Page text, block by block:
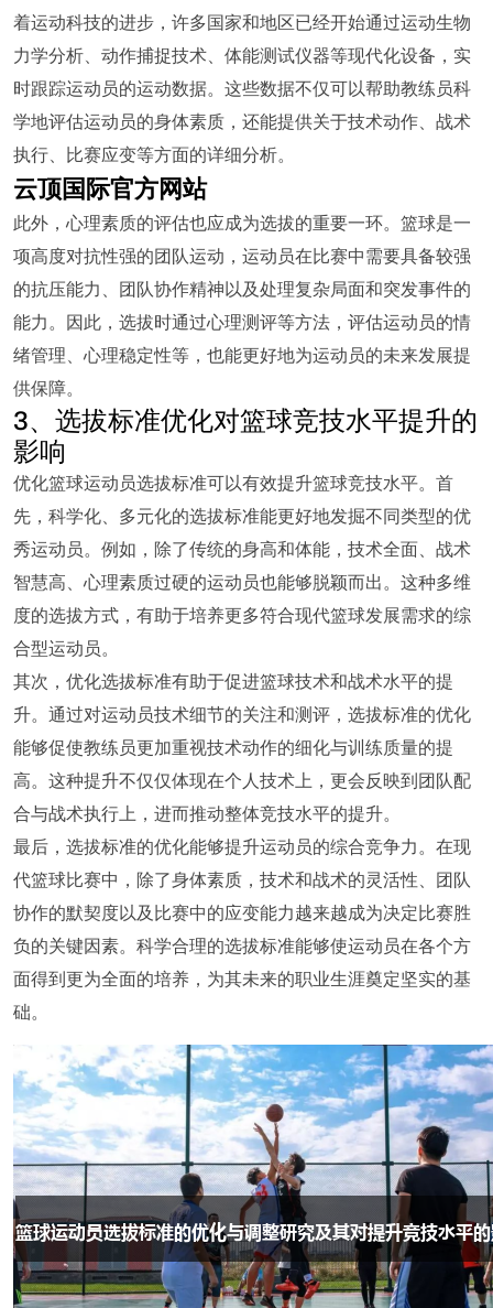
着运动科技的进步，许多国家和地区已经开始通过运动生物
力学分析、动作捕捉技术、体能测试仪器等现代化设备，实
时跟踪运动员的运动数据。这些数据不仅可以帮助教练员科
学地评估运动员的身体素质，还能提供关于技术动作、战术
执行、比赛应变等方面的详细分析。
云顶国际官方网站
此外，心理素质的评估也应成为选拔的重要一环。篮球是一
项高度对抗性强的团队运动，运动员在比赛中需要具备较强
的抗压能力、团队协作精神以及处理复杂局面和突发事件的
能力。因此，选拔时通过心理测评等方法，评估运动员的情
绪管理、心理稳定性等，也能更好地为运动员的未来发展提
供保障。
3、选拔标准优化对篮球竞技水平提升的
影响
优化篮球运动员选拔标准可以有效提升篮球竞技水平。首
先，科学化、多元化的选拔标准能更好地发掘不同类型的优
秀运动员。例如，除了传统的身高和体能，技术全面、战术
智慧高、心理素质过硬的运动员也能够脱颖而出。这种多维
度的选拔方式，有助于培养更多符合现代篮球发展需求的综
合型运动员。
其次，优化选拔标准有助于促进篮球技术和战术水平的提
升。通过对运动员技术细节的关注和测评，选拔标准的优化
能够促使教练员更加重视技术动作的细化与训练质量的提
高。这种提升不仅仅体现在个人技术上，更会反映到团队配
合与战术执行上，进而推动整体竞技水平的提升。
最后，选拔标准的优化能够提升运动员的综合竞争力。在现
代篮球比赛中，除了身体素质，技术和战术的灵活性、团队
协作的默契度以及比赛中的应变能力越来越成为决定比赛胜
负的关键因素。科学合理的选拔标准能够使运动员在各个方
面得到更为全面的培养，为其未来的职业生涯奠定坚实的基
础。